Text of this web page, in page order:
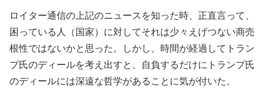
ロイター通信の上記のニュースを知った時、正直言って、
困っている人（国家）に対してそれは少々えげつない商売
根性ではないかと思った。しかし、時間が経過してトラン
プ氏のディールを考え出すと、自負するだけにトランプ氏
のディールには深遠な哲学があることに気が付いた。